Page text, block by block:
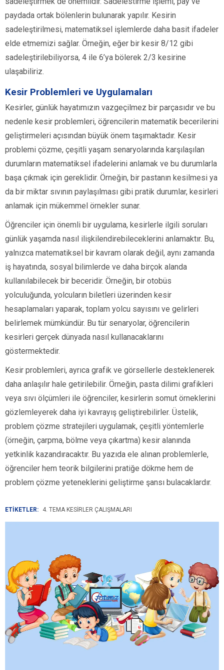
paydada ortak bölenlerin bulunarak yapılır. Kesirin
sadeleştirilmesi, matematiksel işlemlerde daha basit ifadeler
elde etmemizi sağlar. Örneğin, eğer bir kesir 8/12 gibi
sadeleştirilebiliyorsa, 4 ile 6’ya bölerek 2/3 kesirine
ulaşabiliriz.
Kesir Problemleri ve Uygulamaları
Kesirler, günlük hayatımızın vazgeçilmez bir parçasıdır ve bu
nedenle kesir problemleri, öğrencilerin matematik becerilerini
geliştirmeleri açısından büyük önem taşımaktadır. Kesir
problemi çözme, çeşitli yaşam senaryolarında karşılaşılan
durumların matematiksel ifadelerini anlamak ve bu durumlarla
başa çıkmak için gereklidir. Örneğin, bir pastanın kesilmesi ya
da bir miktar sıvının paylaşılması gibi pratik durumlar, kesirleri
anlamak için mükemmel örnekler sunar.
Öğrenciler için önemli bir uygulama, kesirlerle ilgili soruları
günlük yaşamda nasıl ilişkilendirebileceklerini anlamaktır. Bu,
yalnızca matematiksel bir kavram olarak değil, aynı zamanda
iş hayatında, sosyal bilimlerde ve daha birçok alanda
kullanılabilecek bir beceridir. Örneğin, bir otobüs
yolculuğunda, yolcuların biletleri üzerinden kesir
hesaplamaları yaparak, toplam yolcu sayısını ve gelirleri
belirlemek mümkündür. Bu tür senaryolar, öğrencilerin
kesirleri gerçek dünyada nasıl kullanacaklarını
göstermektedir.
Kesir problemleri, ayrıca grafik ve görsellerle desteklenerek
daha anlaşılır hale getirilebilir. Örneğin, pasta dilimi grafikleri
veya sıvı ölçümleri ile öğrenciler, kesirlerin somut örneklerini
gözlemleyerek daha iyi kavrayış geliştirebilirler. Üstelik,
problem çözme stratejileri uygulamak, çeşitli yöntemlerle
(örneğin, çarpma, bölme veya çıkartma) kesir alanında
yetkinlik kazandıracaktır. Bu yazıda ele alınan problemlerle,
öğrenciler hem teorik bilgilerini pratiğe dökme hem de
problem çözme yeteneklerini geliştirme şansı bulacaklardır.
ETİKETLER: 4. TEMA KESIRLER ÇALIŞMALARI